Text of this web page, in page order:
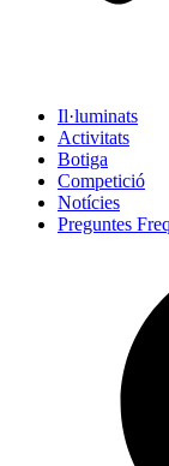
Il·luminats
Activitats
Botiga
Competició
Notícies
Preguntes